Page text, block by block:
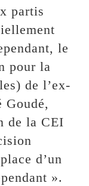
partis
le
pour la
de l’ex-
Goudé,
de la CEI
d’un
».